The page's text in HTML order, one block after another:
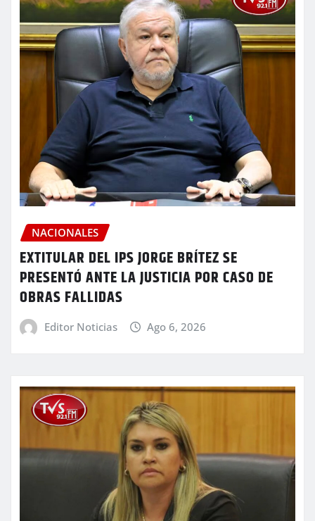
NACIONALES
EXTITULAR DEL IPS JORGE BRÍTEZ SE
PRESENTÓ ANTE LA JUSTICIA POR CASO DE
OBRAS FALLIDAS
Editor Noticias Ago 6, 2026